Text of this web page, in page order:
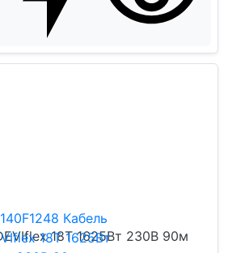
18T 1625Вт 230В 90м